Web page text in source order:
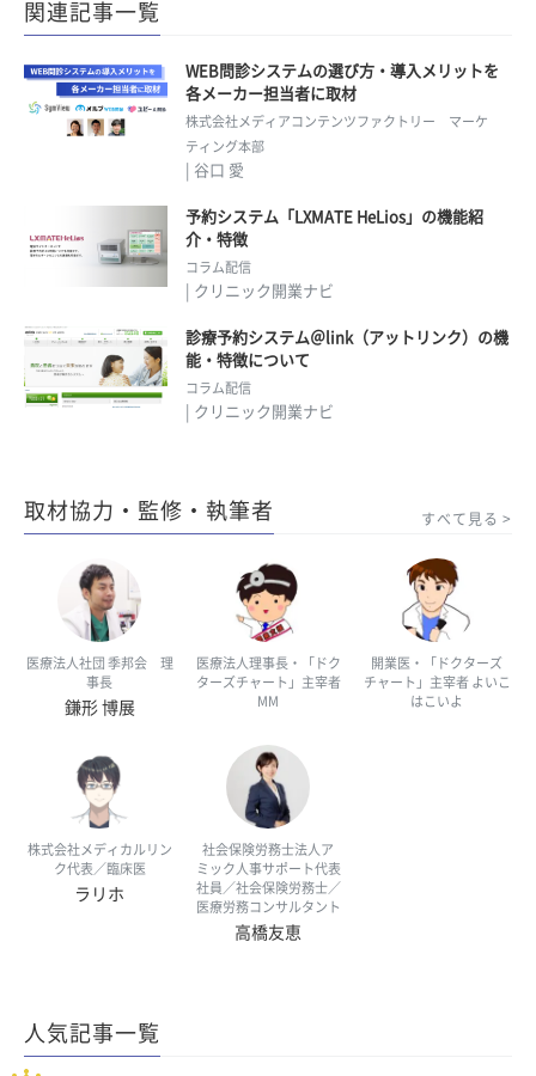
関連記事一覧
WEB問診システムの選び方・導入メリットを
各メーカー担当者に取材
株式会社メディアコンテンツファクトリー マーケ
ティング本部
| 谷口 愛
予約システム「LXMATE HeLios」の機能紹
介・特徴
コラム配信
| クリニック開業ナビ
診療予約システム＠link（アットリンク）の機
能・特徴について
コラム配信
| クリニック開業ナビ
取材協力・監修・執筆者 すべて見る
医療法人社団 季邦会 理
事長
鎌形 博展
医療法人理事長・「ドク
ターズチャート」主宰者
MM
開業医・「ドクターズ
チャート」主宰者 よいこ
はこいよ
株式会社メディカルリン
ク代表／臨床医
ラリホ
社会保険労務士法人ア
ミック人事サポート代表
社員／社会保険労務士／
医療労務コンサルタント
高橋友恵
人気記事一覧